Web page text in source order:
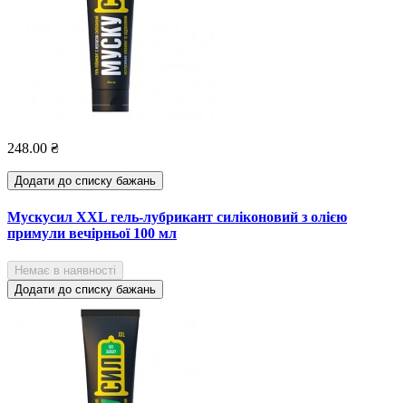
248.00 ₴
Додати до списку бажань
Мускусил XXL гель-лубрикант силіконовий з олією
примули вечірньої 100 мл
Немає в наявності
Додати до списку бажань